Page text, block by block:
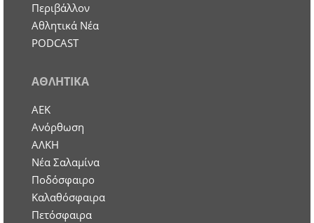
Περιβάλλον
Αθλητικά Νέα
PODCAST
ΑΘΛΗΤΙΚΑ
ΑΕΚ
Ανόρθωση
ΑΛΚΗ
Νέα Σαλαμίνα
Ποδόσφαιρο
Καλαθόσφαιρα
Πετόσφαιρα